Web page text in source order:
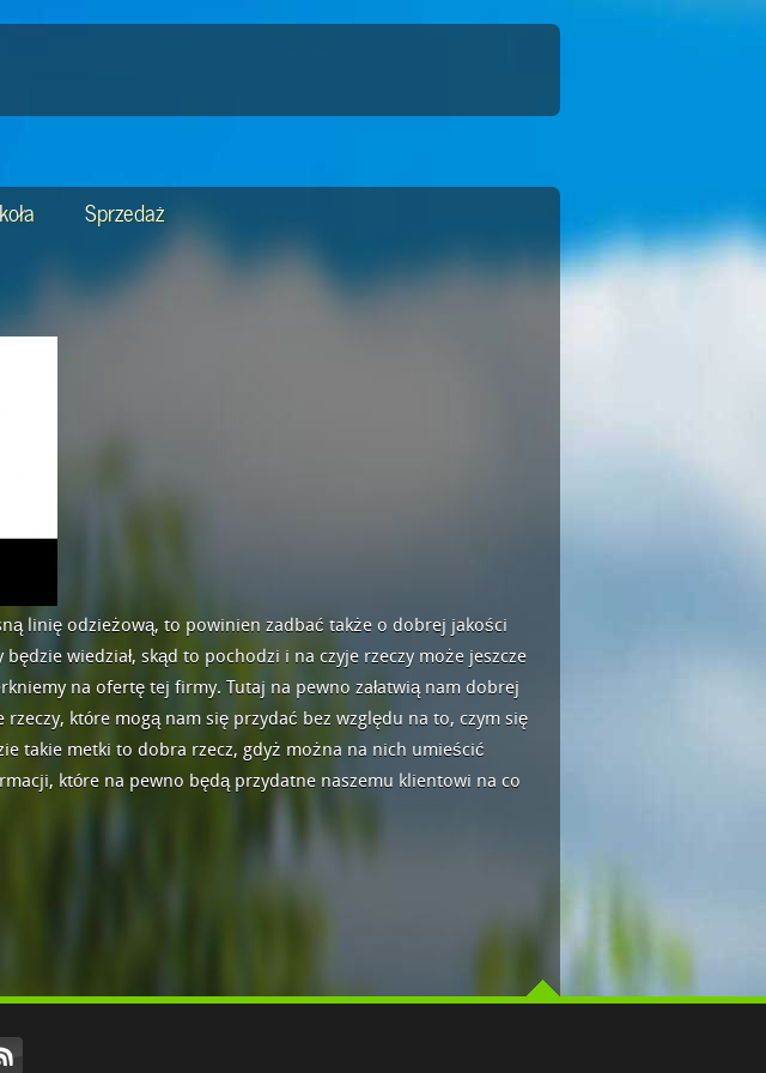
Sprzedaż
linię odzieżową, to powinien zadbać także o dobrej jakości
wiedział, skąd to pochodzi i na czyje rzeczy może jeszcze
na ofertę tej firmy. Tutaj na pewno załatwią nam dobrej
które mogą nam się przydać bez względu na to, czym się
takie metki to dobra rzecz, gdyż można na nich umieścić
które na pewno będą przydatne naszemu klientowi na co